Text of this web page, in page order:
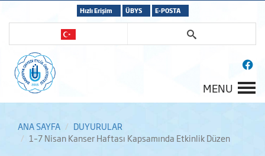
Hızlı Erişim ÜBYS E-POSTA
MENU
ANA SAYFA
DUYURULAR
1–7 Nisan Kanser Haftası Kapsamında Etkinlik Düzen